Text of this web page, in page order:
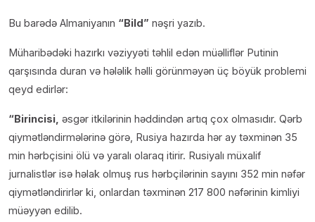
Bu barədə Almaniyanın “Bild” nəşri yazıb.
Müharibədəki hazırkı vəziyyəti təhlil edən müəlliflər Putinin
qarşısında duran və hələlik həlli görünməyən üç böyük problemi
qeyd edirlər:
“Birincisi, əsgər itkilərinin həddindən artıq çox olmasıdır. Qərb
qiymətləndirmələrinə görə, Rusiya hazırda hər ay təxminən 35
min hərbçisini ölü və yaralı olaraq itirir. Rusiyalı müxalif
jurnalistlər isə həlak olmuş rus hərbçilərinin sayını 352 min nəfər
qiymətləndirirlər ki, onlardan təxminən 217 800 nəfərinin kimliyi
müəyyən edilib.